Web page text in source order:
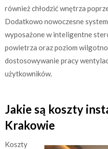
również chłodzić wnętrza
Dodatkowo nowoczesne
wyposażone w inteligentne
powietrza oraz poziom
dostosowywanie pracy
użytkowników.
Jakie są koszty
Krakowie
Koszty